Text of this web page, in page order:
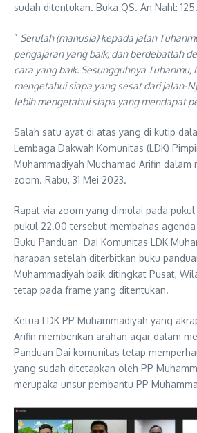
sudah ditentukan. Buka QS. An Nahl: 125.
” Serulah (manusia) kepada jalan
pengajaran yang baik, dan berdebatlah
cara yang baik. Sesungguhnya Tuhanmu,
mengetahui siapa yang sesat dari jalan-
lebih mengetahui siapa yang mendapat
Salah satu ayat di atas yang di kutip
Lembaga Dakwah Komunitas (LDK)
Muhammadiyah Muchamad Arifin dalam
zoom. Rabu, 31 Mei 2023.
Rapat via zoom yang dimulai pada
pukul 22.00 tersebut membahas
Buku Panduan Dai Komunitas LDK
harapan setelah diterbitkan buku
Muhammadiyah baik ditingkat Pusat,
tetap pada frame yang ditentukan.
Ketua LDK PP Muhammadiyah yang
Arifin memberikan arahan agar dalam
Panduan Dai komunitas tetap
yang sudah ditetapkan oleh PP
merupaka unsur pembantu PP